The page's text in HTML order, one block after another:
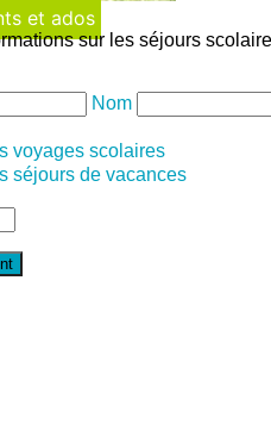
et ados
sur les séjours
Nom
voyages scolaires
séjours de vacances